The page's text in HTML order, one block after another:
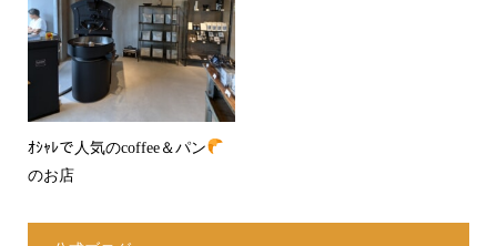
ｵｼｬﾚで人気のcoffee＆パン
のお店